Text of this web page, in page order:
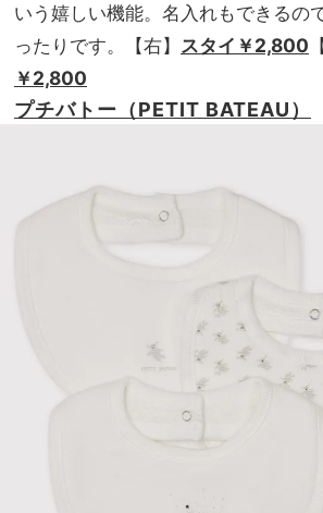
いう嬉しい機能。名入れもできるの
ったりです。【右】 スタイ￥2,800
￥2,800
プチバトー（PETIT BATEAU）